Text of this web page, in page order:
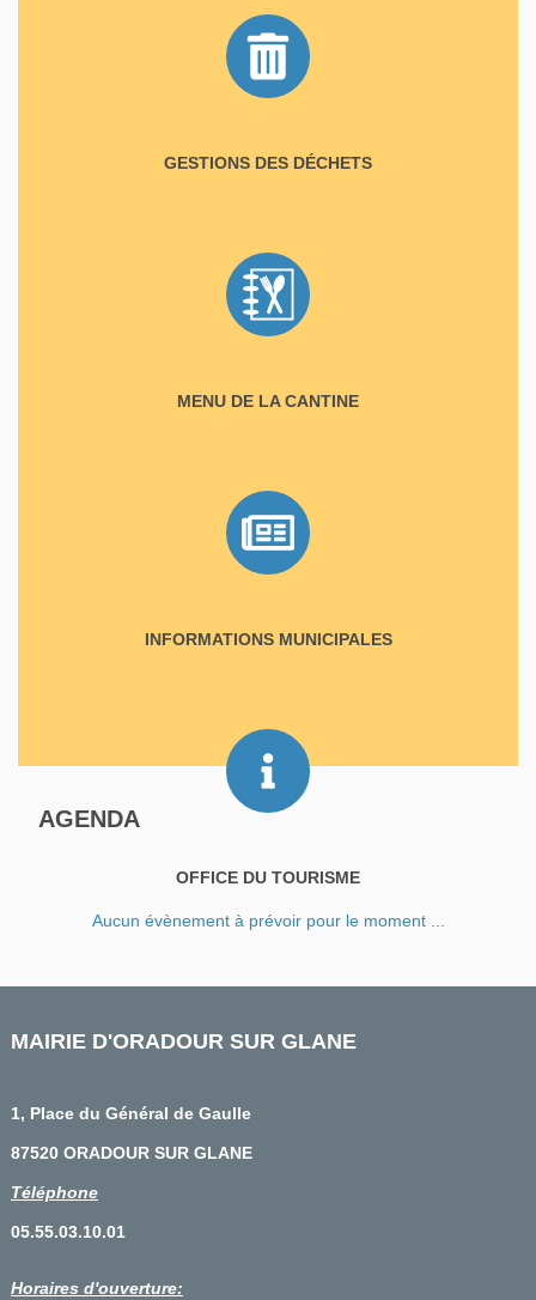
GESTIONS DES DÉCHETS
MENU DE LA CANTINE
INFORMATIONS MUNICIPALES
OFFICE DU TOURISME
AGENDA
Aucun évènement à prévoir pour le moment ...
MAIRIE D'ORADOUR SUR GLANE
1, Place du Général de Gaulle
87520 ORADOUR SUR GLANE
Téléphone
05.55.03.10.01
Horaires d'ouverture: